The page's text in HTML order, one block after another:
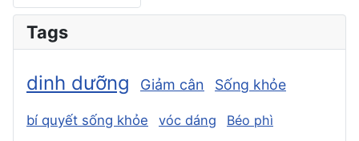
Tags
dinh dưỡng Giảm cân Sống khỏe
bí quyết sống khỏe vóc dáng Béo phì